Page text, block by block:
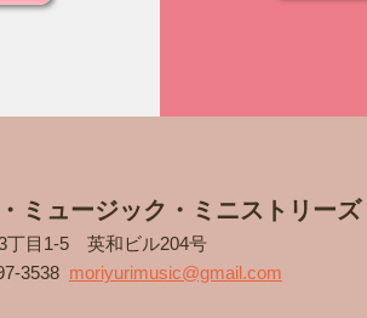
ミュージック・ミニストリーズ
丁目1-5 英和ビル204号
3538 moriyurimusic@gmail.com